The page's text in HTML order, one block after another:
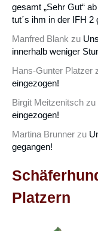
gesamt „Sehr Gut“
tut´s ihm in der IFH 2
Manfred Blank zu
innerhalb weniger
Hans-Gunter Platzer
eingezogen!
Birgit Meitzenitsch zu
eingezogen!
Martina Brunner zu
gegangen!
Platzern